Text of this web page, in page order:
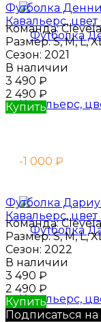
Футболка
Кавальерс,
Команда:
Размер:S, M, L,
Сезон: 2021
В наличии
3 490 ₽
2 490 ₽
Купить
-1 000 ₽
Футболка
Кавальерс,
Команда:
Размер:S, M, L,
Сезон: 2022
В наличии
3 490 ₽
2 490 ₽
Купить
Подписаться на